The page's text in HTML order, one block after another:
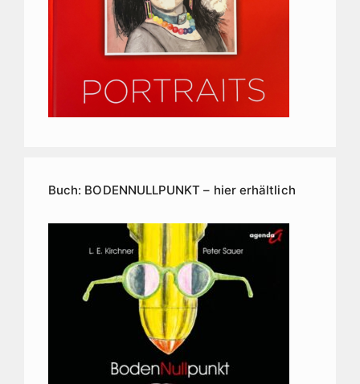
Buch: BODENNULLPUNKT – hier erhältlich